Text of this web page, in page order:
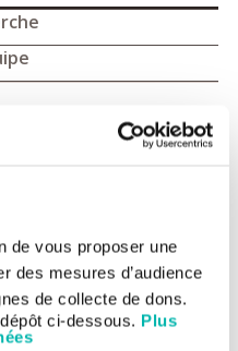
de vous proposer une
des mesures d’audience
de collecte de dons.
ci-dessous. Plus
- Professionnels
liquide et du test
liquide reconnus par la
français qui le souhaitent,
à leur patient cette